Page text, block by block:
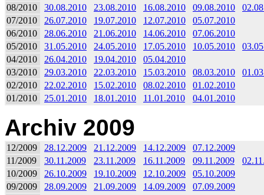
08/2010
30.08.2010 23.08.2010 16.08.2010 09.08.2010
07/2010
26.07.2010 19.07.2010 12.07.2010
05.07.2010
06/2010
28.06.2010 21.06.2010 14.06.2010
07.06.2010
05/2010
31.05.2010 24.05.2010 17.05.2010 10.05.2010
04/2010
26.04.2010 19.04.2010
05.04.2010
03/2010
29.03.2010 22.03.2010 15.03.2010 08.03.2010
02/2010
22.02.2010 15.02.2010 08.02.2010
01.02.2010
01/2010
25.01.2010 18.01.2010 11.01.2010 04.01.2010
Archiv 2009
12/2009 28.12.2009 21.12.2009 14.12.2009
07.12.2009
11/2009
30.11.2009 23.11.2009 16.11.2009 09.11.2009
10/2009
26.10.2009 19.10.2009 12.10.2009
05.10.2009
09/2009
28.09.2009 21.09.2009 14.09.2009
07.09.2009